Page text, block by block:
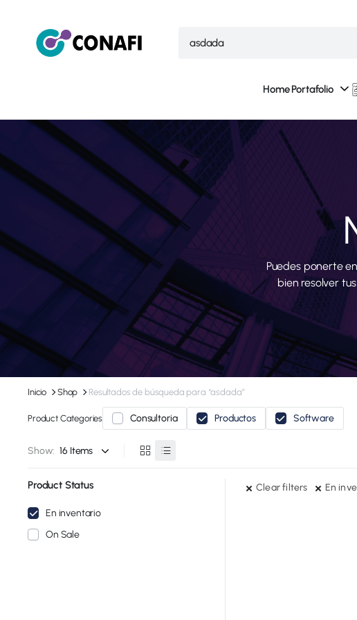
Home Portafolio
Puedes ponerte
bien resolver
Inicio Shop Resultados de búsqueda para “asdada”
Product Categories Consultoria Productos Software
Show:
Clear filters En
Product Status
En inventario
On Sale